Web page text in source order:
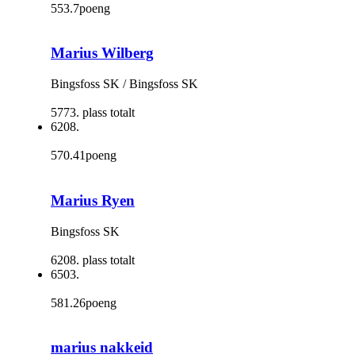
553.7poeng
Marius Wilberg
Bingsfoss SK / Bingsfoss SK
5773. plass totalt
6208.
570.41poeng
Marius Ryen
Bingsfoss SK
6208. plass totalt
6503.
581.26poeng
marius nakkeid